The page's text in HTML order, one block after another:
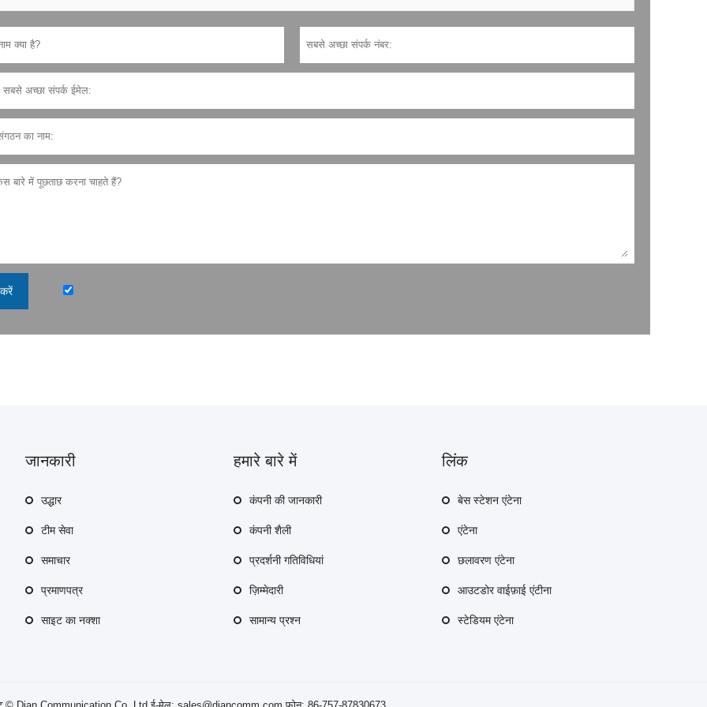
जानकारी
उद्धार
टीम सेवा
समाचार
प्रमाणपत्र
साइट का नक्शा
हमारे बारे में
कंपनी की जानकारी
कंपनी शैली
प्रदर्शनी गतिविधियां
ज़िम्मेदारी
सामान्य प्रश्न
लिंक
बेस स्टेशन एंटेना
एंटेना
छलावरण एंटेना
आउटडोर वाईफ़ाई एंटीना
स्टेडियम एंटेना